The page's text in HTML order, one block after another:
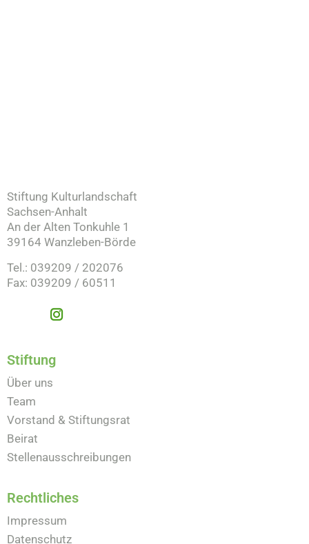
Stiftung Kulturlandschaft
Sachsen-Anhalt
An der Alten Tonkuhle 1
39164 Wanzleben-Börde
Tel.: 039209 / 202076
Fax: 039209 / 60511
Stiftung
Über uns
Team
Vorstand & Stiftungsrat
Beirat
Stellenausschreibungen
Rechtliches
Impressum
Datenschutz